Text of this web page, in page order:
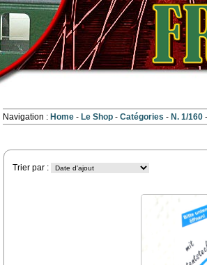
Navigation : Home Le Shop Catégories N. 1/160
Trier par :